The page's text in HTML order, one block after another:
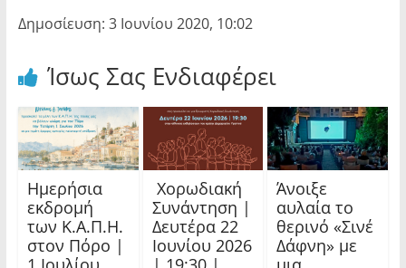
Δημοσίευση: 3 Ιουνίου 2020, 10:02
Ίσως Σας Ενδιαφέρει
Ημερήσια
εκδρομή
των Κ.Α.Π.Η.
στον Πόρο |
Χορωδιακή
Συνάντηση |
Δευτέρα 22
Ιουνίου 2026
Άνοιξε
αυλαία το
θερινό «Σινέ
Δάφνη» με